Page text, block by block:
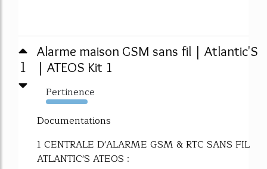
1
Alarme maison GSM sans fil | Atlantic'S
| ATEOS Kit 1
Pertinence
4459%
Documentations
1 CENTRALE D'ALARME GSM & RTC SANS FIL
ATLANTIC'S ATEOS :